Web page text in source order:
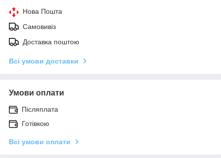
Нова Пошта
Самовивіз
Доставка поштою
Всі умови доставки
Умови оплати
Післяплата
Готівкою
Всі умови оплати